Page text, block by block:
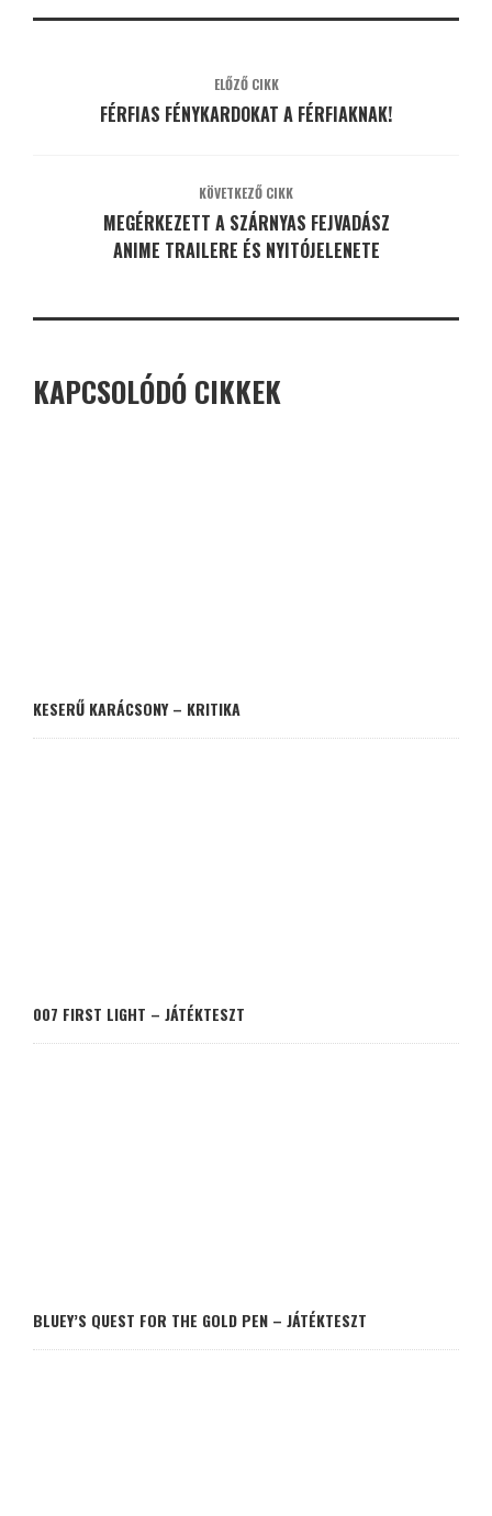
ELŐZŐ CIKK
FÉRFIAS FÉNYKARDOKAT A FÉRFIAKNAK!
KÖVETKEZŐ CIKK
MEGÉRKEZETT A SZÁRNYAS FEJVADÁSZ
ANIME TRAILERE ÉS NYITÓJELENETE
KAPCSOLÓDÓ CIKKEK
KESERŰ KARÁCSONY – KRITIKA
007 FIRST LIGHT – JÁTÉKTESZT
BLUEY’S QUEST FOR THE GOLD PEN – JÁTÉKTESZT